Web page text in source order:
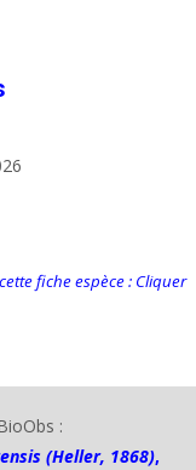
fiche espèce : Cliquer
:
(Heller, 1868),